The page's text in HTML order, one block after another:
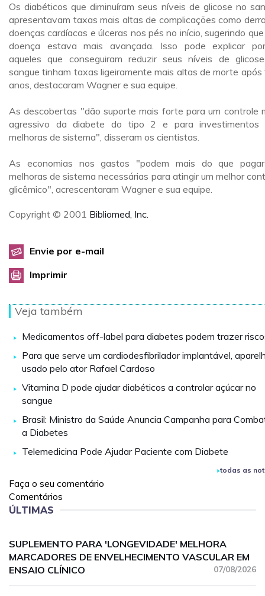
Os diabéticos que diminuíram seus níveis de glicose no
apresentavam taxas mais altas de complicações como
doenças cardíacas e úlceras nos pés no início, sugerindo
doença estava mais avançada. Isso pode explicar
aqueles que conseguiram reduzir seus níveis de
sangue tinham taxas ligeiramente mais altas de morte após
anos, destacaram Wagner e sua equipe.
As descobertas "dão suporte mais forte para um controle
agressivo da diabete do tipo 2 e para investimentos
melhoras de sistema", disseram os cientistas.
As economias nos gastos "podem mais do que
melhoras de sistema necessárias para atingir um melhor
glicêmico", acrescentaram Wagner e sua equipe.
Copyright © 2001 Bibliomed, Inc.
Envie por e-mail
Imprimir
Veja também
Medicamentos off-label para diabetes podem trazer
Para que serve um cardiodesfibrilador implantável,
usado pelo ator Rafael Cardoso
Vitamina D pode ajudar diabéticos a controlar açúcar no
sangue
Brasil: Ministro da Saúde Anuncia Campanha para
a Diabetes
Telemedicina Pode Ajudar Paciente com Diabete
todas as
Faça o seu comentário
Comentários
ÚLTIMAS
SUPLEMENTO PARA 'LONGEVIDADE' MELHORA
MARCADORES DE ENVELHECIMENTO VASCULAR EM
ENSAIO CLÍNICO
07/08/2026